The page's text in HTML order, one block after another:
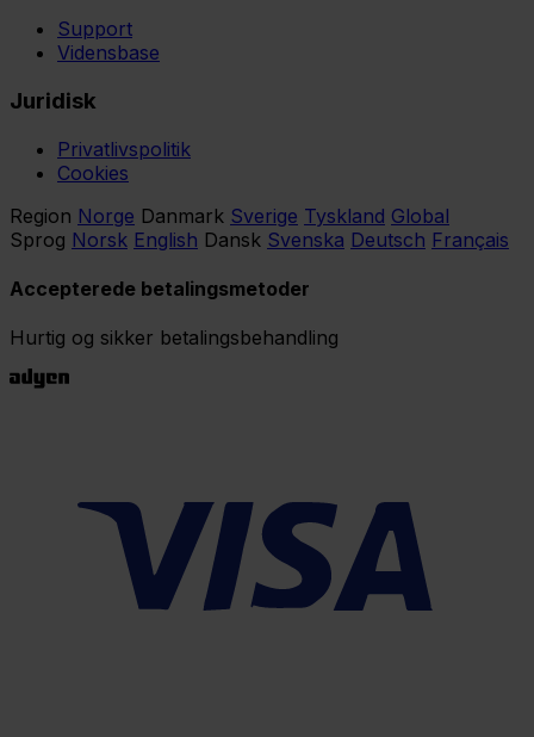
Support
Vidensbase
Juridisk
Privatlivspolitik
Cookies
Region Norge Danmark Sverige Tyskland Global
Sprog Norsk English Dansk Svenska Deutsch Français
Accepterede betalingsmetoder
Hurtig og sikker betalingsbehandling